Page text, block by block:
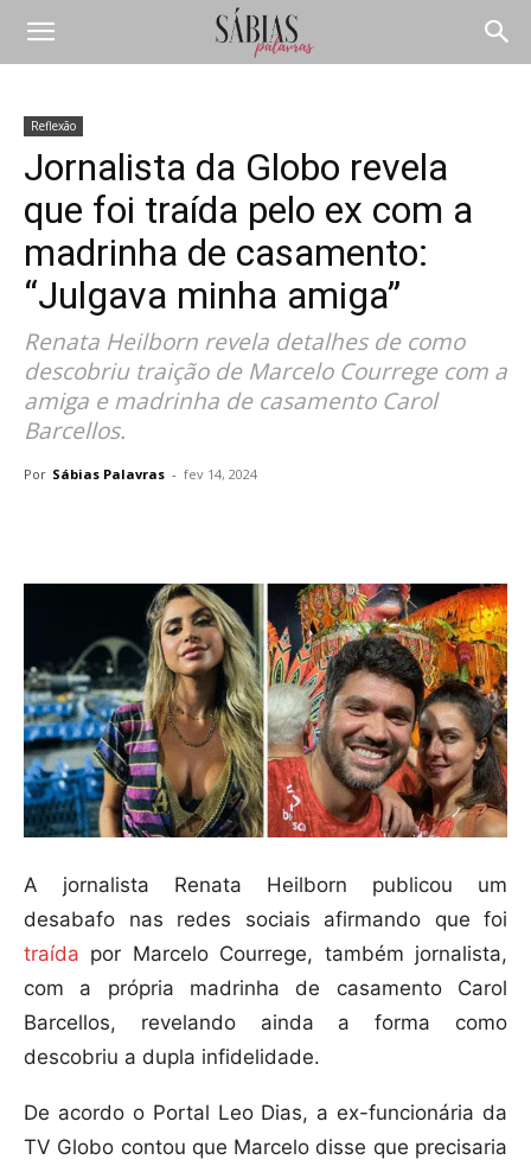
Reflexão
Jornalista da Globo revela
que foi traída pelo ex com a
madrinha de casamento:
“Julgava minha amiga”
Renata Heilborn revela detalhes de como
descobriu traição de Marcelo Courrege com a
amiga e madrinha de casamento Carol
Barcellos.
Por Sábias Palavras - fev 14, 2024
A jornalista Renata Heilborn publicou um
desabafo nas redes sociais afirmando que foi
traída por Marcelo Courrege, também jornalista,
com a própria madrinha de casamento Carol
Barcellos, revelando ainda a forma como
descobriu a dupla infidelidade.
De acordo o Portal Leo Dias, a ex-funcionária da
TV Globo contou que Marcelo disse que precisaria